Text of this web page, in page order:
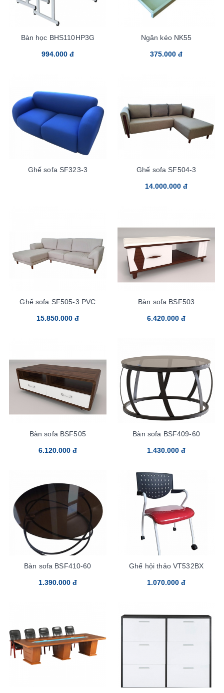
Bàn học BHS110HP3G
994.000 đ
Ngăn kéo NK55
375.000 đ
Ghế sofa SF323-3 Ghế sofa SF504-3
14.000.000 đ
Ghế sofa SF505-3 PVC
15.850.000 đ
Bàn sofa BSF503
6.420.000 đ
Bàn sofa BSF505
6.120.000 đ
Bàn sofa BSF409-60
1.430.000 đ
Bàn sofa BSF410-60
1.390.000 đ
Ghế hội thảo VT532BX
1.070.000 đ